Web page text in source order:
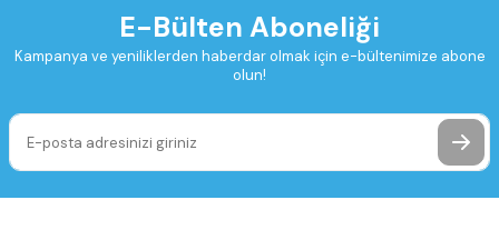
E-Bülten Aboneliği
Kampanya ve yeniliklerden haberdar olmak için e-bültenimize abone
olun!